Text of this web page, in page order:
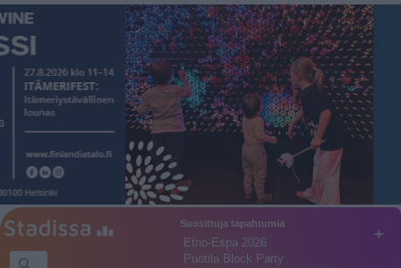
+
Suosittuja tapahtumia
Etno-Espa 2026
Puotila Block Party